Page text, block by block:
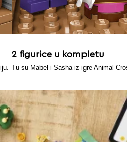
2 figurice u kompletu
Tu su Mabel i Sasha iz igre Animal